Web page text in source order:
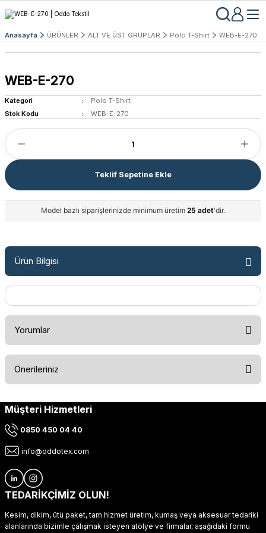
Anasayfa ÜRÜNLER ALT VE ÜST GRUPLAR Polo T-Shırt WEB-E-270
WEB-E-270
Kategori
Polo T-Shırt
Stok Kodu
WEB-E-270
Teklif Sepetine Ekle
Model bazlı siparişlerinizde minimum üretim 25 adet'dir.
Ürün Bilgisi
Yorumlar
Önerileriniz
Bu ürünün fiyat bilgisi, resim, ürün açıklamalarında ve diğer
kullanarak tarafımıza iletebilirsiniz.
Ürün resmi kalitesiz, bozuk veya görüntülenemiyor.
Ürün açıklamasında eksik bilgiler bulunuyor.
Ürün fiyatı diğer sitelerden daha pahalı.
Müşteri Hizmetleri
0850 450 04 40
info@oddotex.com
TEDARİKÇİMİZ OLUN!
Kesim, dikim, ütü paket, tam hizmet üretim, kumaş veya aksesuar tedariki
alanlarında bizimle çalışmak isteyen atölye ve firmalar, aşağıdaki formu